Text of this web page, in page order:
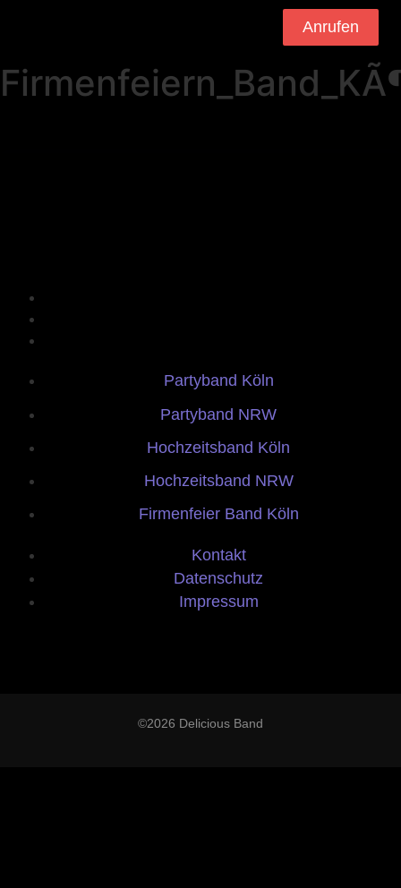
Anrufen
Partyband Köln
Partyband NRW
Hochzeitsband Köln
Hochzeitsband NRW
Firmenfeier Band Köln
Kontakt
Datenschutz
Impressum
©2026 Delicious Band